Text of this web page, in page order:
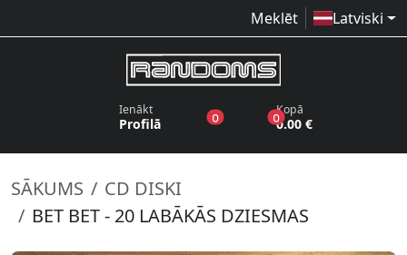
Meklēt Latviski
Ienākt
Profilā 0produkti vēlmju sarakstā
0produkti grozā
Kopā
0.00 €
SĀKUMS
CD DISKI
BET BET - 20 LABĀKĀS DZIESMAS